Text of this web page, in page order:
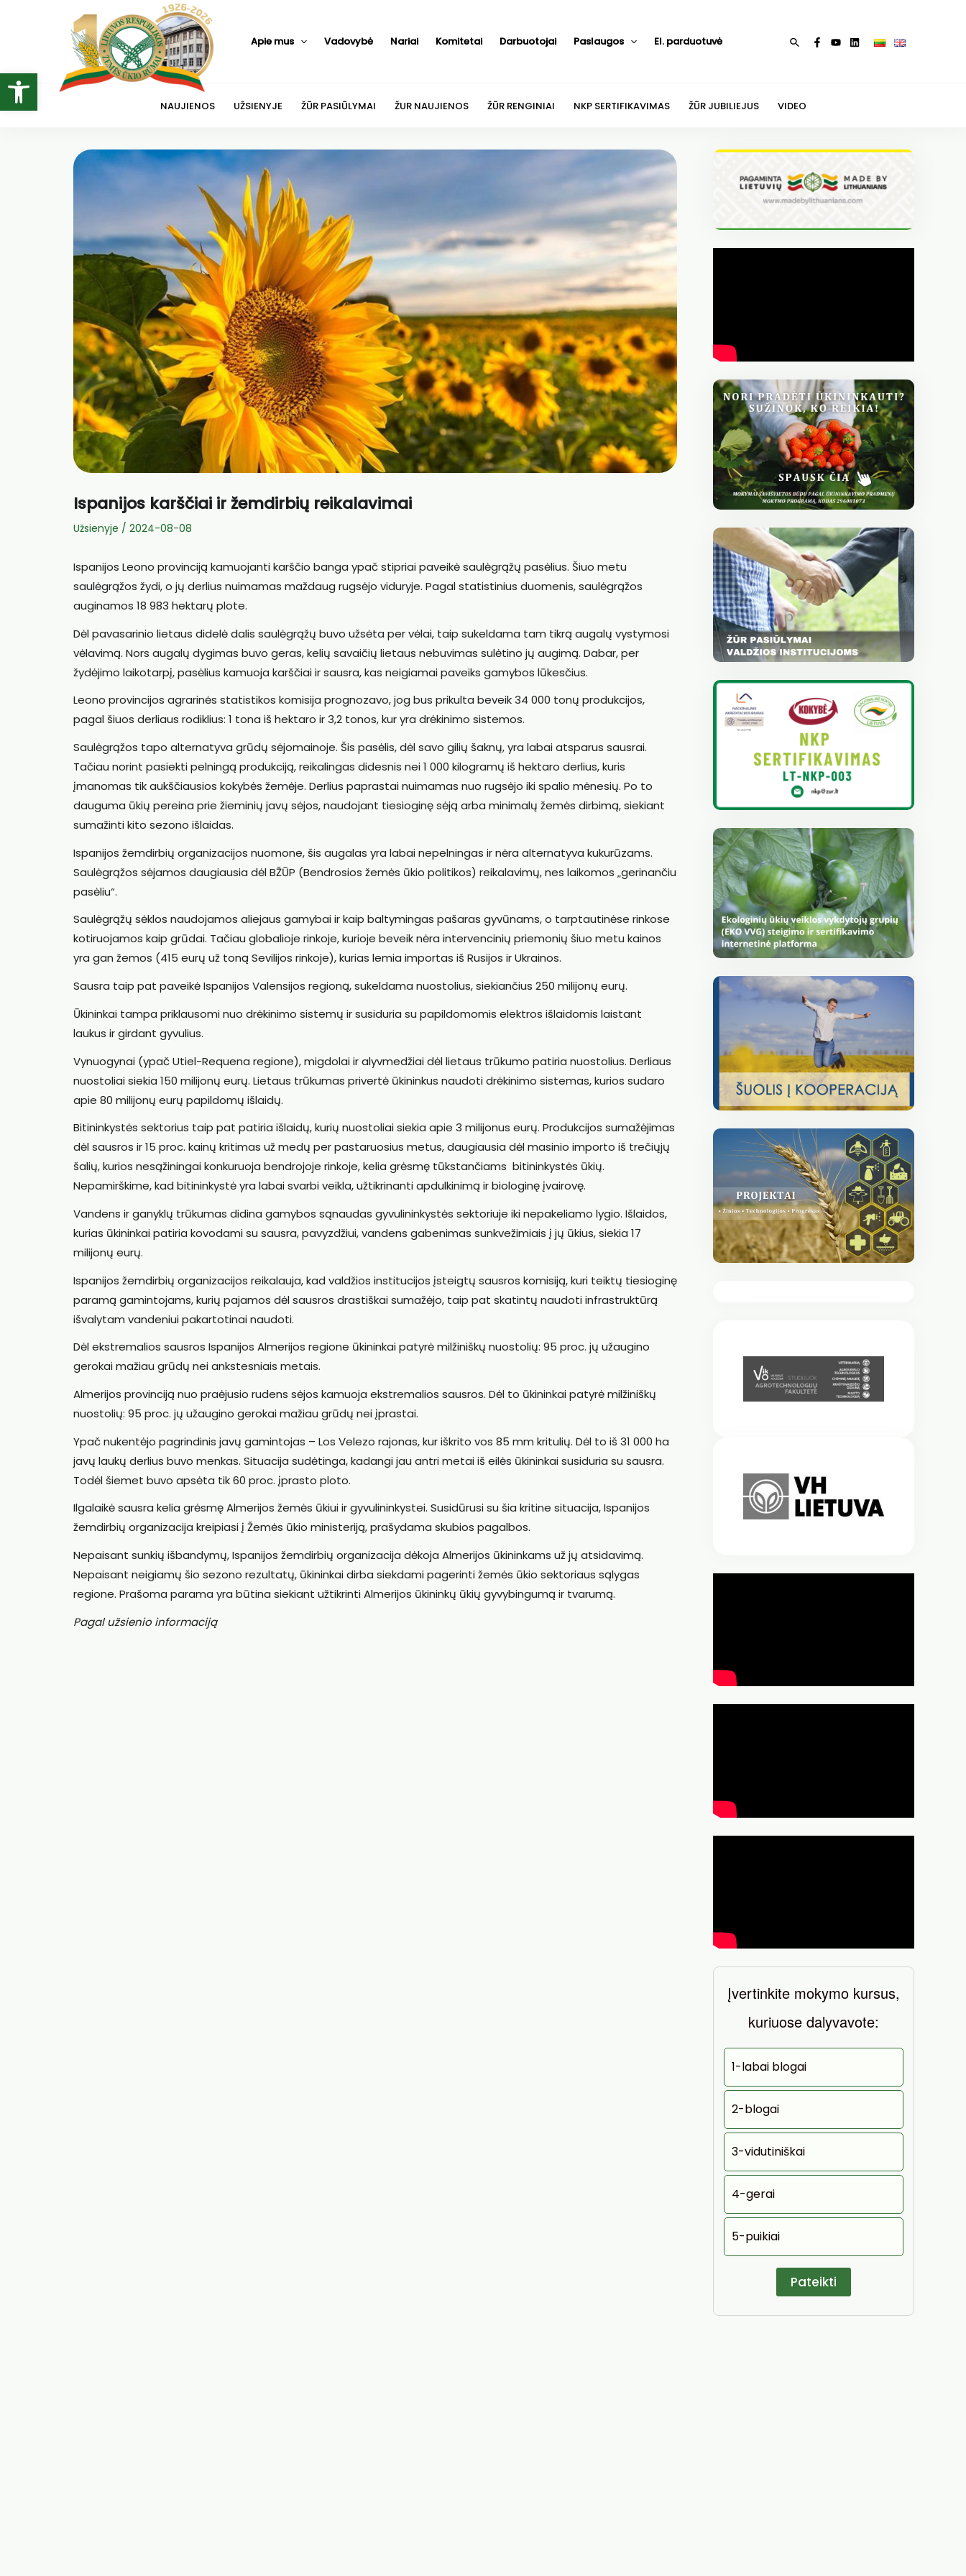
Open toolbar
Apie mus Vadovybė Nariai Komitetai Darbuotojai Paslaugos El. parduotuvė Paieška
NAUJIENOS UŽSIENYJE ŽŪR PASIŪLYMAI ŽUR NAUJIENOS ŽŪR RENGINIAI NKP SERTIFIKAVIMAS ŽŪR JUBILIEJUS VIDEO
Ispanijos karščiai ir žemdirbių reikalavimai
Užsienyje / 2024-08-08
Ispanijos Leono provinciją kamuojanti karščio banga ypač stipriai paveikė saulėgrąžų pasėlius. Šiuo metu
saulėgrąžos žydi, o jų derlius nuimamas maždaug rugsėjo viduryje. Pagal statistinius duomenis, saulėgrąžos
auginamos 18 983 hektarų plote.
Dėl pavasarinio lietaus didelė dalis saulėgrąžų buvo užsėta per vėlai, taip sukeldama tam tikrą augalų vystymosi
vėlavimą. Nors augalų dygimas buvo geras, kelių savaičių lietaus nebuvimas sulėtino jų augimą. Dabar, per
žydėjimo laikotarpį, pasėlius kamuoja karščiai ir sausra, kas neigiamai paveiks gamybos lūkesčius.
Leono provincijos agrarinės statistikos komisija prognozavo, jog bus prikulta beveik 34 000 tonų produkcijos,
pagal šiuos derliaus rodiklius: 1 tona iš hektaro ir 3,2 tonos, kur yra drėkinimo sistemos.
Saulėgrąžos tapo alternatyva grūdų sėjomainoje. Šis pasėlis, dėl savo gilių šaknų, yra labai atsparus sausrai.
Tačiau norint pasiekti pelningą produkciją, reikalingas didesnis nei 1 000 kilogramų iš hektaro derlius, kuris
įmanomas tik aukščiausios kokybės žemėje. Derlius paprastai nuimamas nuo rugsėjo iki spalio mėnesių. Po to
dauguma ūkių pereina prie žieminių javų sėjos, naudojant tiesioginę sėją arba minimalų žemės dirbimą, siekiant
sumažinti kito sezono išlaidas.
Ispanijos žemdirbių organizacijos nuomone, šis augalas yra labai nepelningas ir nėra alternatyva kukurūzams.
Saulėgrąžos sėjamos daugiausia dėl BŽŪP (Bendrosios žemės ūkio politikos) reikalavimų, nes laikomos „gerinančiu
pasėliu“.
Saulėgrąžų sėklos naudojamos aliejaus gamybai ir kaip baltymingas pašaras gyvūnams, o tarptautinėse rinkose
kotiruojamos kaip grūdai. Tačiau globalioje rinkoje, kurioje beveik nėra intervencinių priemonių šiuo metu kainos
yra gan žemos (415 eurų už toną Sevilijos rinkoje), kurias lemia importas iš Rusijos ir Ukrainos.
Sausra taip pat paveikė Ispanijos Valensijos regioną, sukeldama nuostolius, siekiančius 250 milijonų eurų.
Ūkininkai tampa priklausomi nuo drėkinimo sistemų ir susiduria su papildomomis elektros išlaidomis laistant
laukus ir girdant gyvulius.
Vynuogynai (ypač Utiel-Requena regione), migdolai ir alyvmedžiai dėl lietaus trūkumo patiria nuostolius. Derliaus
nuostoliai siekia 150 milijonų eurų. Lietaus trūkumas privertė ūkininkus naudoti drėkinimo sistemas, kurios sudaro
apie 80 milijonų eurų papildomų išlaidų.
Bitininkystės sektorius taip pat patiria išlaidų, kurių nuostoliai siekia apie 3 milijonus eurų. Produkcijos sumažėjimas
dėl sausros ir 15 proc. kainų kritimas už medų per pastaruosius metus, daugiausia dėl masinio importo iš trečiųjų
šalių, kurios nesąžiningai konkuruoja bendrojoje rinkoje, kelia grėsmę tūkstančiams bitininkystės ūkių.
Nepamirškime, kad bitininkystė yra labai svarbi veikla, užtikrinanti apdulkinimą ir biologinę įvairovę.
Vandens ir ganyklų trūkumas didina gamybos sąnaudas gyvulininkystės sektoriuje iki nepakeliamo lygio. Išlaidos,
kurias ūkininkai patiria kovodami su sausra, pavyzdžiui, vandens gabenimas sunkvežimiais į jų ūkius, siekia 17
milijonų eurų.
Ispanijos žemdirbių organizacijos reikalauja, kad valdžios institucijos įsteigtų sausros komisiją, kuri teiktų tiesioginę
paramą gamintojams, kurių pajamos dėl sausros drastiškai sumažėjo, taip pat skatintų naudoti infrastruktūrą
išvalytam vandeniui pakartotinai naudoti.
Dėl ekstremalios sausros Ispanijos Almerijos regione ūkininkai patyrė milžiniškų nuostolių: 95 proc. jų užaugino
gerokai mažiau grūdų nei ankstesniais metais.
Almerijos provinciją nuo praėjusio rudens sėjos kamuoja ekstremalios sausros. Dėl to ūkininkai patyrė milžiniškų
nuostolių: 95 proc. jų užaugino gerokai mažiau grūdų nei įprastai.
Ypač nukentėjo pagrindinis javų gamintojas – Los Velezo rajonas, kur iškrito vos 85 mm kritulių. Dėl to iš 31 000 ha
javų laukų derlius buvo menkas. Situacija sudėtinga, kadangi jau antri metai iš eilės ūkininkai susiduria su sausra.
Todėl šiemet buvo apsėta tik 60 proc. įprasto ploto.
Ilgalaikė sausra kelia grėsmę Almerijos žemės ūkiui ir gyvulininkystei. Susidūrusi su šia kritine situacija, Ispanijos
žemdirbių organizacija kreipiasi į Žemės ūkio ministeriją, prašydama skubios pagalbos.
Nepaisant sunkių išbandymų, Ispanijos žemdirbių organizacija dėkoja Almerijos ūkininkams už jų atsidavimą.
Nepaisant neigiamų šio sezono rezultatų, ūkininkai dirba siekdami pagerinti žemės ūkio sektoriaus sąlygas
regione. Prašoma parama yra būtina siekiant užtikrinti Almerijos ūkininkų ūkių gyvybingumą ir tvarumą.
Pagal užsienio informaciją
Įvertinkite mokymo kursus,
kuriuose dalyvavote:
1-labai blogai
2-blogai
3-vidutiniškai
4-gerai
5-puikiai